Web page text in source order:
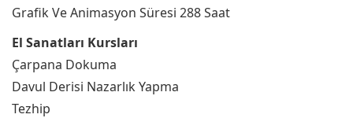
Grafik Ve Animasyon Süresi 288 Saat
El Sanatları Kursları
Çarpana Dokuma
Davul Derisi Nazarlık Yapma
Tezhip